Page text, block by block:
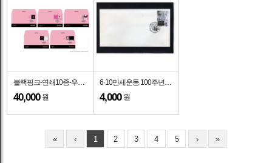
블랙핑크-연쇄10종-우표박물관 기념인 초일봉투(FDC)-우표박물관 제작-2026.6.16일
40,000 원
6·10만세운동 100주년-서울중앙 기념인 초일봉투(FDC)-2026.6.10일
4,000 원
« ‹ 1 2 3 4 5 › »